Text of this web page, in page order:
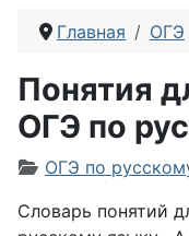
Главная ОГЭ
Понятия
ОГЭ по
Информация о
ОГЭ по
Словарь понятий